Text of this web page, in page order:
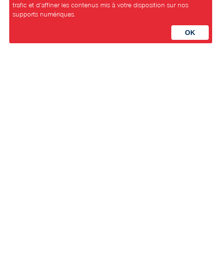
trafic et d’affiner les contenus mis à votre disposition sur nos
supports numériques.